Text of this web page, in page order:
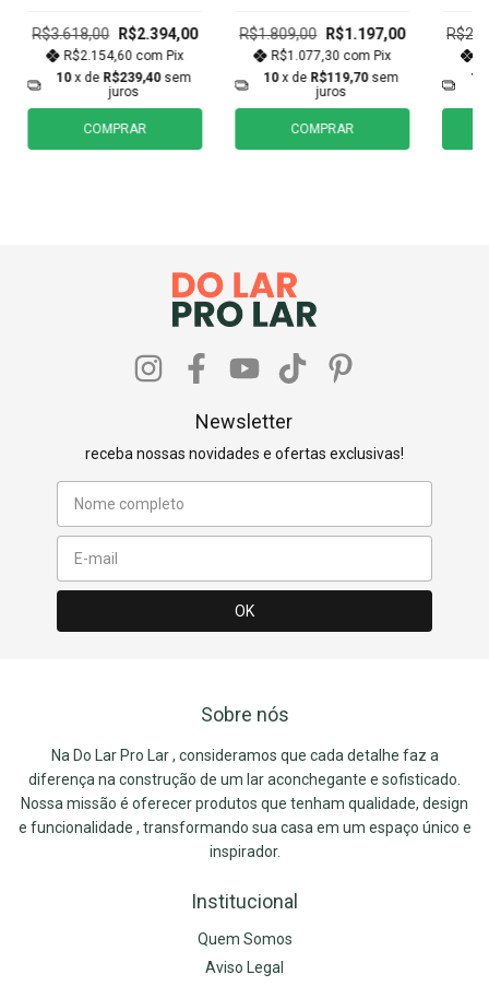
R$3.618,00 R$2.394,00
R$2.154,60 com Pix
10 x de R$239,40 sem
juros
COMPRAR
R$1.809,00 R$1.197,00
R$1.077,30 com Pix
10 x de R$119,70 sem
juros
COMPRAR
10
Newsletter
receba nossas novidades e ofertas exclusivas!
Sobre nós
Na Do Lar Pro Lar , consideramos que cada detalhe faz a
diferença na construção de um lar aconchegante e sofisticado.
Nossa missão é oferecer produtos que tenham qualidade, design
e funcionalidade , transformando sua casa em um espaço único e
inspirador.
Institucional
Quem Somos
Aviso Legal